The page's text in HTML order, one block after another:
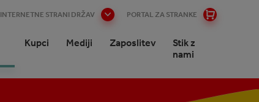
INTERNETNE STRANI DRŽAV PORTAL ZA STRANKE
Kupci Mediji Zaposlitev
Stik z
nami